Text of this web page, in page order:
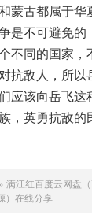
蒙古都属于华
是不可避免的
不同的国家，
抗敌人，所
应该向岳飞
，英勇抗敌
» 满江红百度云网盘
）在线分享